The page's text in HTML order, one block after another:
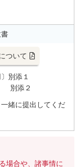
ついて
別添１
別添２
緒に提出してくだ
場合や、諸事情に